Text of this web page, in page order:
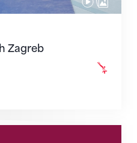
Zagreb
August 2026